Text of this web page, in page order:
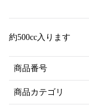
約500cc入ります
商品番号
商品カテゴリ